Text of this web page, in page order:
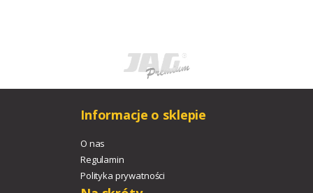
Informacje o sklepie
O nas
Regulamin
Polityka prywatności